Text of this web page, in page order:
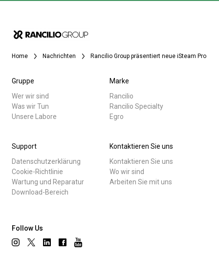
Home Nachrichten Rancilio Group präsentiert neue iSteam Pro
Gruppe
Wer wir sind
Was wir Tun
Unsere Labore
Marke
Rancilio
Rancilio Specialty
Egro
Support
Datenschutzerklärung
Cookie-Richtlinie
Wartung und Reparatur
Download-Bereich
Kontaktieren Sie uns
Kontaktieren Sie uns
Wo wir sind
Arbeiten Sie mit uns
Follow Us